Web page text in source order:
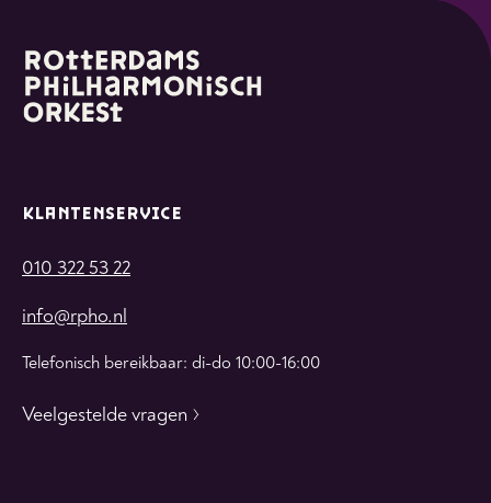
KLANTENSERVICE
010 322 53 22
info@rpho.nl
Telefonisch bereikbaar: di-do 10:00-16:00
Veelgestelde vragen